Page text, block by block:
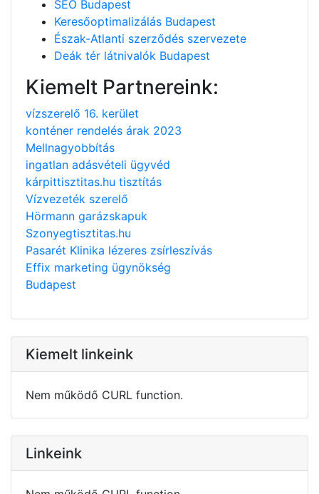
SEO Budapest
Keresőoptimalizálás Budapest
Észak-Atlanti szerződés szervezete
Deák tér látnivalók Budapest
Kiemelt Partnereink:
vízszerelő 16. kerület
konténer rendelés árak 2023
Mellnagyobbítás
ingatlan adásvételi ügyvéd
kárpittisztitas.hu tisztítás
Vízvezeték szerelő
Hörmann garázskapuk
Szonyegtisztitas.hu
Pasarét Klinika lézeres zsírleszívás
Effix marketing ügynökség
Budapest
Kiemelt linkeink
Nem működő CURL function.
Linkeink